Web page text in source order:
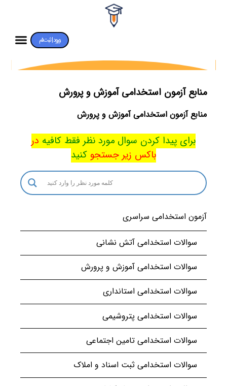
ورود | ثبت‌نام
منابع آزمون استخدامی آموزش و پرورش
منابع آزمون استخدامی آموزش و پرورش
برای پیدا کردن سوال مورد نظر فقط کافیه در
باکس زیر جستجو کنید
آزمون استخدامی سراسری
سوالات استخدامی آتش نشانی
سوالات استخدامی آموزش و پرورش
سوالات استخدامی استانداری
سوالات استخدامی پتروشیمی
سوالات استخدامی تامین اجتماعی
سوالات استخدامی ثبت اسناد و املاک